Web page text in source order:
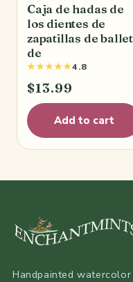
Caja de hadas de
los dientes de
zapatillas de ballet
de
★★★★★4.8
$13.99
Add to cart
Handpainted